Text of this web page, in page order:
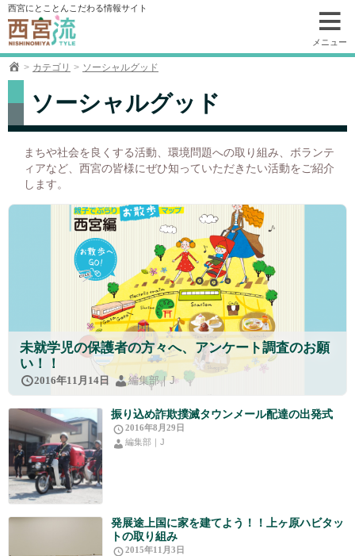
コ
ン
テ
ン
ツ
動
西宮にとことんこだわる情報サイト
メニュー
カテゴリ ソーシャルグッド
ソーシャルグッド
まちや社会を良くする活動、環境問題への取り組み、ボランテ
ィアなど、西宮の皆様にぜひ知っていただきたい活動をご紹介
します。
未就学児の保護者の方々へ、アンケート調査のお願
い！！
2016年11月14日 編集部｜J
振り込め詐欺撲滅タウンメール配達の出発式
2016年8月29日
編集部｜J
発展途上国に家を建てよう！！上ヶ原ハビタッ
トの取り組み
2015年11月3日